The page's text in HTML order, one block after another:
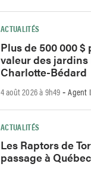
ACTUALITÉS
Plus de 500 000
valeur des
Charlotte-Bédard
4 août 2026 à 9h49 -Agent
ACTUALITÉS
Les Raptors de
passage à